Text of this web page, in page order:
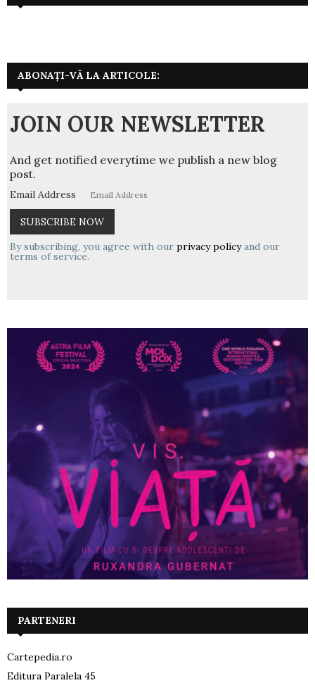
ABONAȚI-VĂ LA ARTICOLE:
JOIN OUR NEWSLETTER
And get notified everytime we publish a new blog
post.
Email Address
By subscribing, you agree with our privacy policyand our
terms of service.
PARTENERI
Cartepedia.ro
Editura Paralela 45